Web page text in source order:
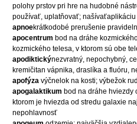
polohy prstov pri hre na hudobné
používať, uplatňovať; našívaťaplikáciu
apnoekrátkodobé prerušenie
apocentrum bod na dráhe
kozmického telesa, v ktorom sú obe
apodiktickýnezvratný, nepochybný,
kremičitan vápnika, draslíka a fluóru,
apofýza výčnelok na kosti; výbežok
apogalaktikum bod na dráhe hviezdy
ktorom je hviezda od stredu galaxie
nepohlavnosť